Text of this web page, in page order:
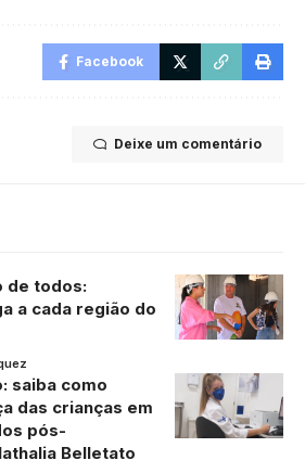
Facebook
Deixe um comentário
de todos:
a cada região do
saiba como
das crianças em
pós-
Belletato